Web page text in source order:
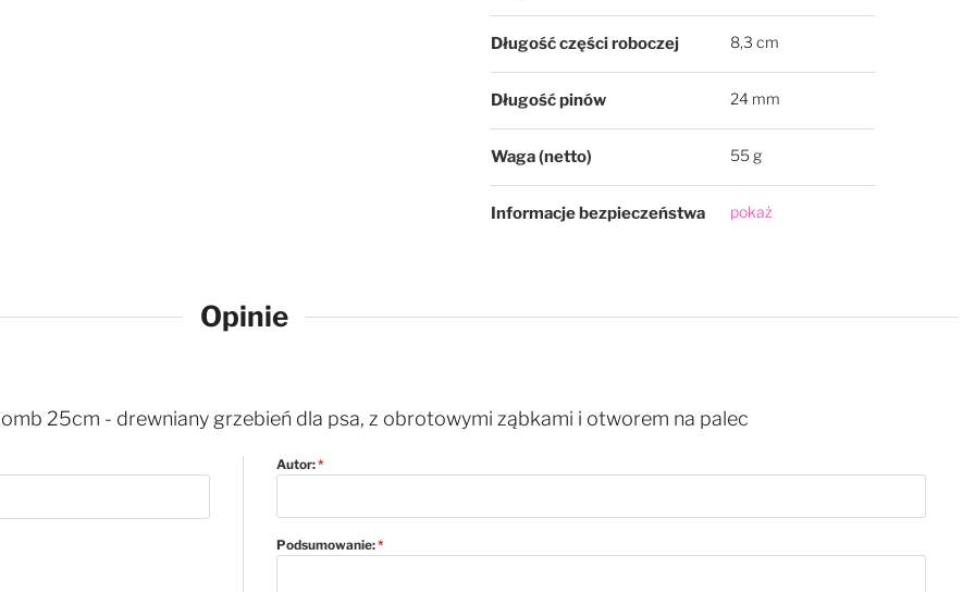
Długość części roboczej 8,3 cm
Długość pinów 24 mm
Waga (netto) 55 g
Informacje bezpieczeństwa pokaż
Opinie
25cm - drewniany grzebień dla psa, z obrotowymi ząbkami i otworem na palec
Autor:
Podsumowanie: